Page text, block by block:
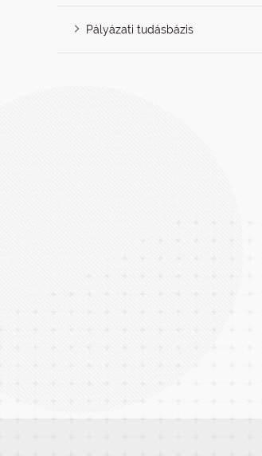
Pályázati tudásbázis